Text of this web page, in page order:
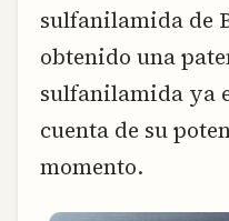
sulfanilamida de
obtenido una
sulfanilamida ya
cuenta de su
momento.